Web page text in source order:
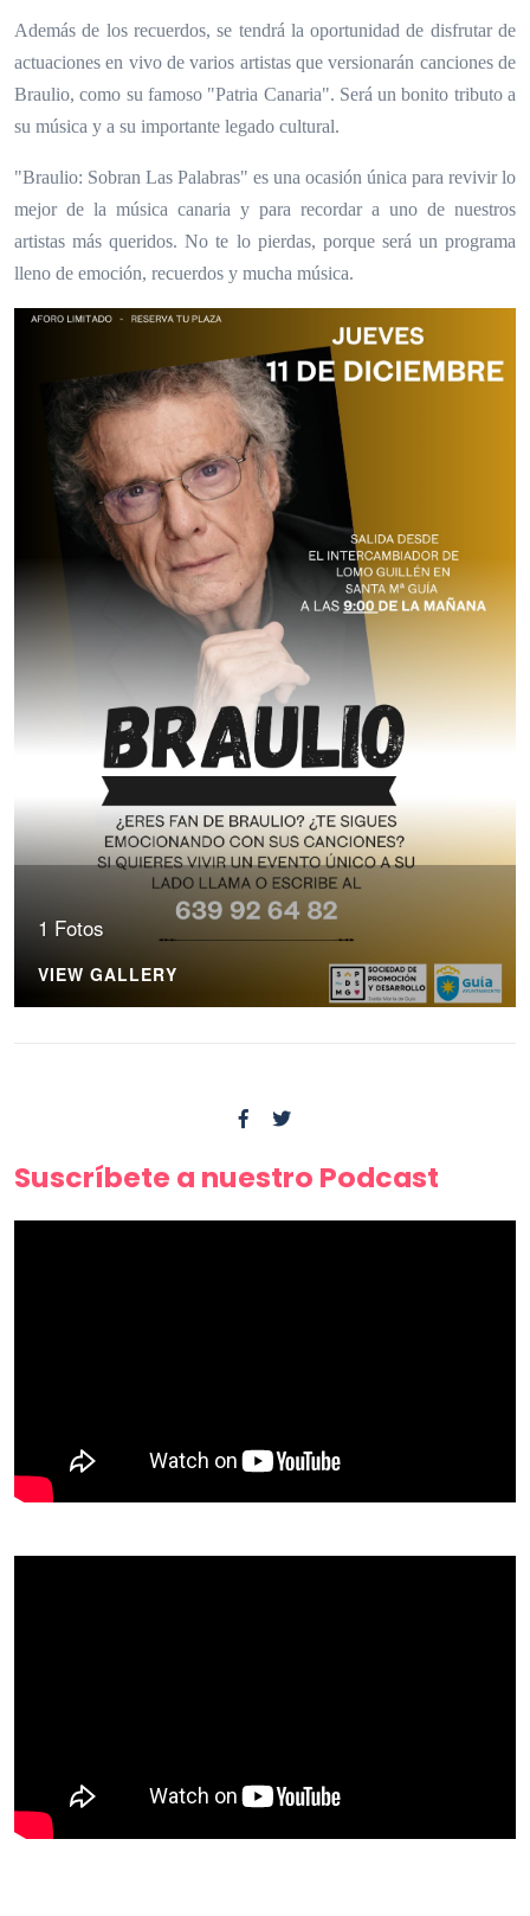
Además de los recuerdos, se tendrá la oportunidad de disfrutar de
actuaciones en vivo de varios artistas que versionarán canciones de
Braulio, como su famoso "Patria Canaria". Será un bonito tributo a
su música y a su importante legado cultural.
"Braulio: Sobran Las Palabras" es una ocasión única para revivir lo
mejor de la música canaria y para recordar a uno de nuestros
artistas más queridos. No te lo pierdas, porque será un programa
lleno de emoción, recuerdos y mucha música.
1 Fotos
VIEW GALLERY
Suscríbete a nuestro Podcast